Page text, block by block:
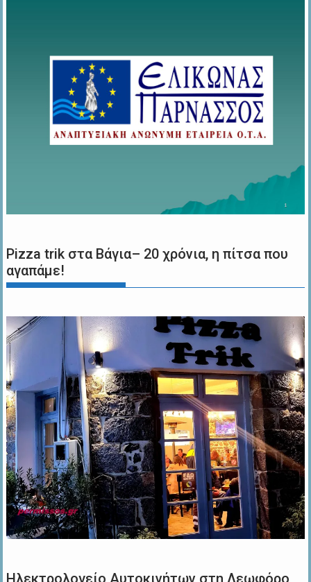
Pizza trik στα Βάγια– 20 χρόνια, η πίτσα που
αγαπάμε!
Ηλεκτρολογείο Αυτοκινήτων στη Λεωφόρο